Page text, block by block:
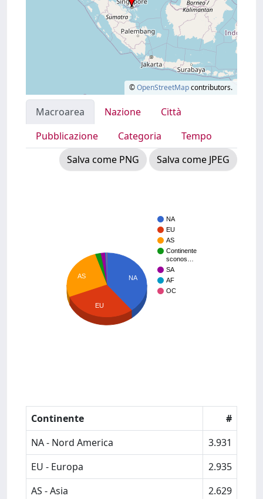
©OpenStreetMapcontributors.
Macroarea Nazione
Città
Pubblicazione
Categoria
Tempo
Salva come PNG
Salva come JPEG
NA
EU
AS
Continente
sconos…
SA
AF
OC
NA
AS
EU
Continente
#
NA - Nord America
3.931
EU - Europa
2.935
AS - Asia
2.629